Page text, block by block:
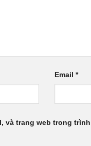
Email*
và trang web trong